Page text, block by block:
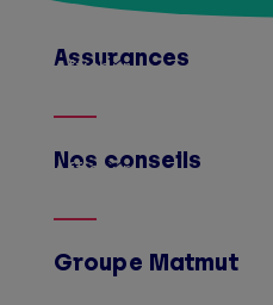
Assurances
Afficher
Nos conseils
Afficher
Groupe Matmut